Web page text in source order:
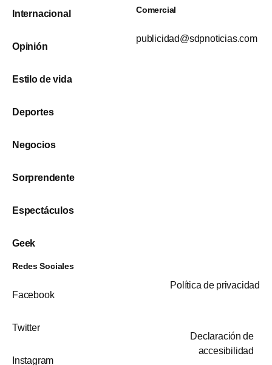
Internacional
Opinión
Estilo de vida
Deportes
Negocios
Sorprendente
Espectáculos
Geek
Comercial
publicidad@sdpnoticias.com
Redes Sociales
Facebook
Twitter
Instagram
Política de privacidad
Declaración de
accesibilidad